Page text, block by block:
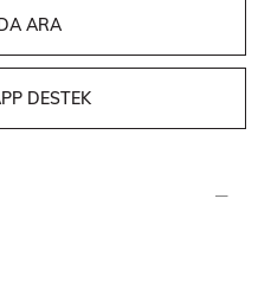
ARA
DESTEK